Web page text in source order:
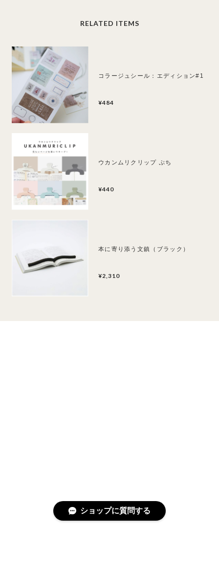
RELATED ITEMS
コラージュシール：エディション#1
¥484
ウカンムリクリップ ぷち
¥440
本に寄り添う文鎮（ブラック）
¥2,310
ショップに質問する